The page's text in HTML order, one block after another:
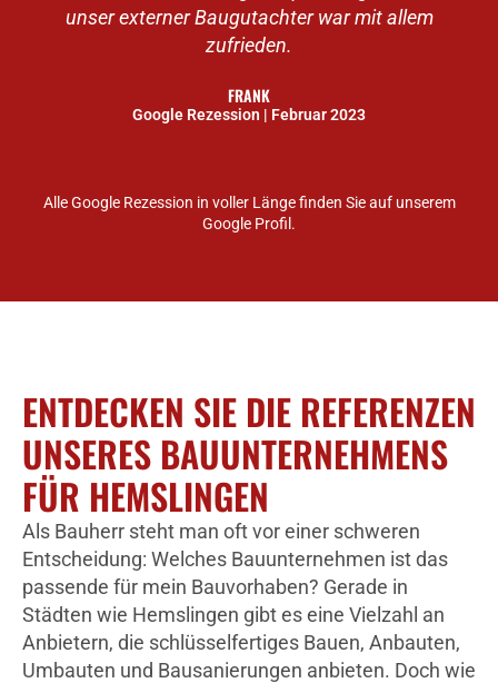
unser externer Baugutachter war mit allem
zufrieden.
FRANK
Google Rezession | Februar 2023
Alle Google Rezession in voller Länge finden Sie auf unserem
Google Profil.
ENTDECKEN SIE DIE REFERENZEN
UNSERES BAUUNTERNEHMENS
FÜR HEMSLINGEN
Als Bauherr steht man oft vor einer schweren
Entscheidung: Welches Bauunternehmen ist das
passende für mein Bauvorhaben? Gerade in
Städten wie Hemslingen gibt es eine Vielzahl an
Anbietern, die schlüsselfertiges Bauen, Anbauten,
Umbauten und Bausanierungen anbieten. Doch wie